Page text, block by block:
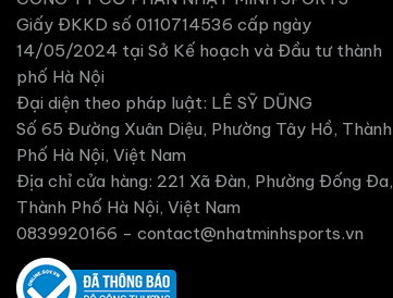
Giấy ĐKKD số 0110714536 cấp ngày
14/05/2024 tại Sở Kế hoạch và Đầu tư thành
phố Hà Nội
Đại diện theo pháp luật: LÊ SỸ DŨNG
Số 65 Đường Xuân Diệu, Phường Tây Hồ, Thành
Phố Hà Nội, Việt Nam
Địa chỉ cửa hàng: 221 Xã Đàn, Phường Đống Đa,
Thành Phố Hà Nội, Việt Nam
0839920166 - contact@nhatminhsports.vn